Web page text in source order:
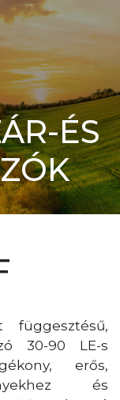
ÉS
függesztésű,
30-90 LE-s
erős,
és